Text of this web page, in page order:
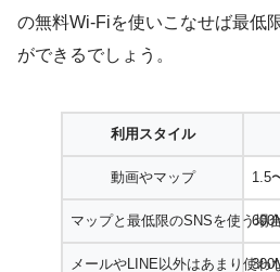
の無料Wi-Fiを使いこなせば最低
ができるでしょう。
利用スタイル
動画やマップ 1.5
マップと最低限のSNSを使う場
メールやLINE以外はあまり使わ